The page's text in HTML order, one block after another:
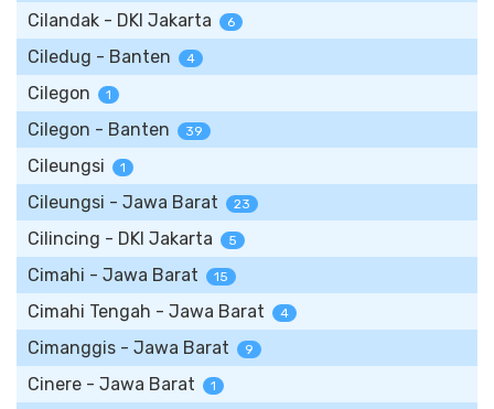
Cilandak - DKI Jakarta 6
Ciledug - Banten 4
Cilegon 1
Cilegon - Banten 39
Cileungsi 1
Cileungsi - Jawa Barat 23
Cilincing - DKI Jakarta 5
Cimahi - Jawa Barat 15
Cimahi Tengah - Jawa Barat 4
Cimanggis - Jawa Barat 9
Cinere - Jawa Barat 1